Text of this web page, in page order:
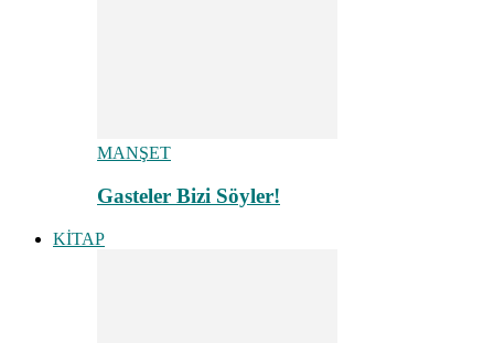
MANŞET
Gasteler Bizi Söyler!
KİTAP